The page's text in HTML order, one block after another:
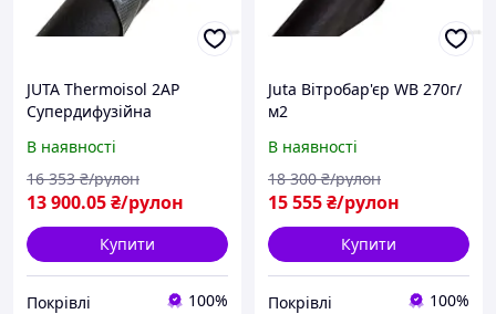
JUTA Thermoisol 2AP
Супердифузійна
В наявності
13 900.05₴/рулон
16 353 ₴/рулон
Купити
Покрівлі 100%
Juta Вітробар'єр WB 270г/
м2
В наявності
15 555₴/рулон
18 300 ₴/рулон
Купити
Покрівлі 100%